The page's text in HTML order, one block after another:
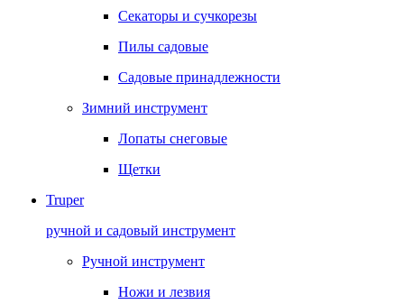
Секаторы и сучкорезы
Пилы садовые
Садовые принадлежности
Зимний инструмент
Лопаты снеговые
Щетки
Truper
ручной и садовый инструмент
Ручной инструмент
Ножи и лезвия